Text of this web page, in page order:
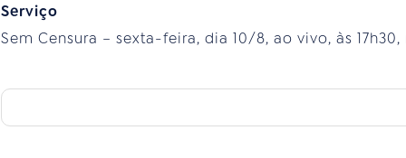
Serviço
Sem Censura – sexta-feira, dia 10/8, ao vivo, às 17h30,